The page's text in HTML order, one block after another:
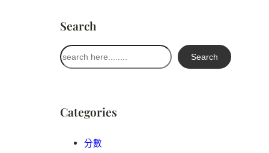
Search
搜
尋
Search
Categories
分數